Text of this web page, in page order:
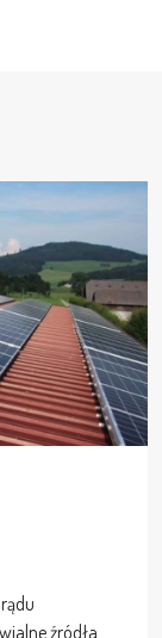
źródła